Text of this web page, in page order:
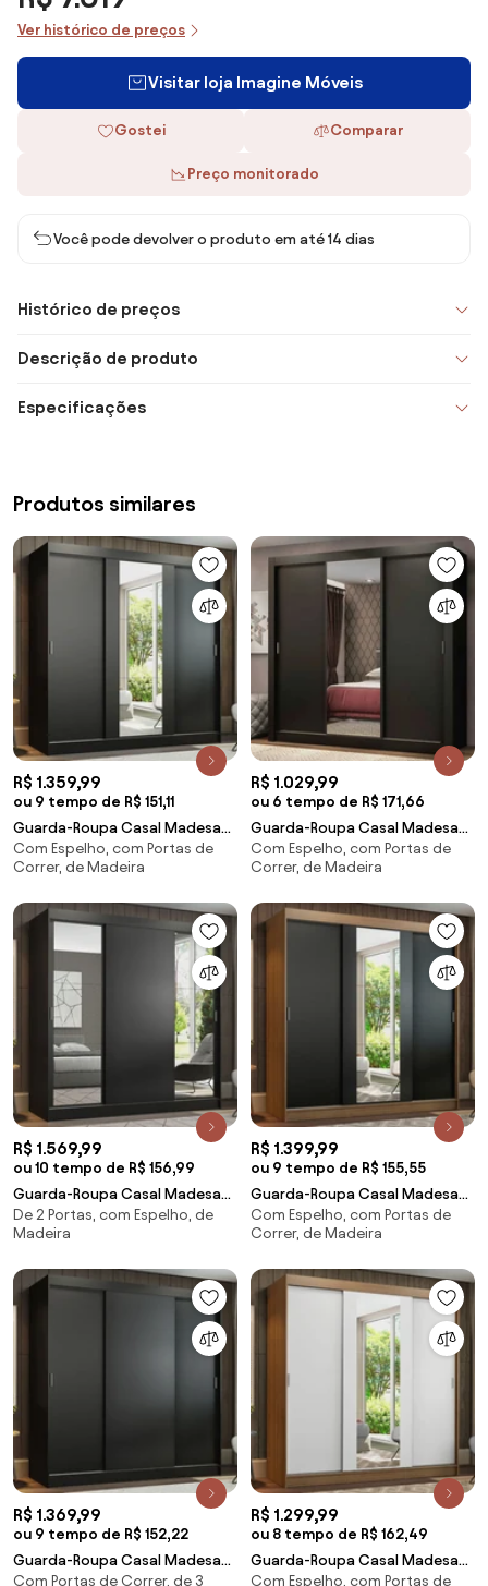
Ver histórico de preços
Visitar loja Imagine Móveis
Gostei Comparar
Preço monitorado
Você pode devolver o produto em até 14 dias
Histórico de preços
Descrição de produto
Especificações
Produtos similares
R$ 1.359,99
ou 9 tempo de R$ 151,11
Guarda-Roupa Casal Madesa
Reno 3 Portas de Correr com
Espelho Preto Cor:Preto
Com Espelho, com Portas de
Correr, de Madeira
R$ 1.029,99
ou 6 tempo de R$ 171,66
Guarda-Roupa Casal Madesa
Mônaco 3 Portas de Correr
com Espelho Preto Cor:Preto
Com Espelho, com Portas de
Correr, de Madeira
R$ 1.569,99
ou 10 tempo de R$ 156,99
Guarda-Roupa Casal Madesa
Reno 3 Portas de Correr com
Espelhos Preto Cor:Preto
De 2 Portas, com Espelho, de
Madeira
R$ 1.399,99
ou 9 tempo de R$ 155,55
Guarda-Roupa Casal Madesa
Reno 3 Portas de Correr com
Espelho Rustic/Preto
Com Espelho, com Portas de
Correr, de Madeira
R$ 1.369,99
ou 9 tempo de R$ 152,22
Guarda-Roupa Casal Madesa
Reno 3 Portas de Correr Preto
Com Portas de Correr, de 3
R$ 1.299,99
ou 8 tempo de R$ 162,49
Guarda-Roupa Casal Madesa
Reno 3 Portas de Correr com
Com Espelho, com Portas de